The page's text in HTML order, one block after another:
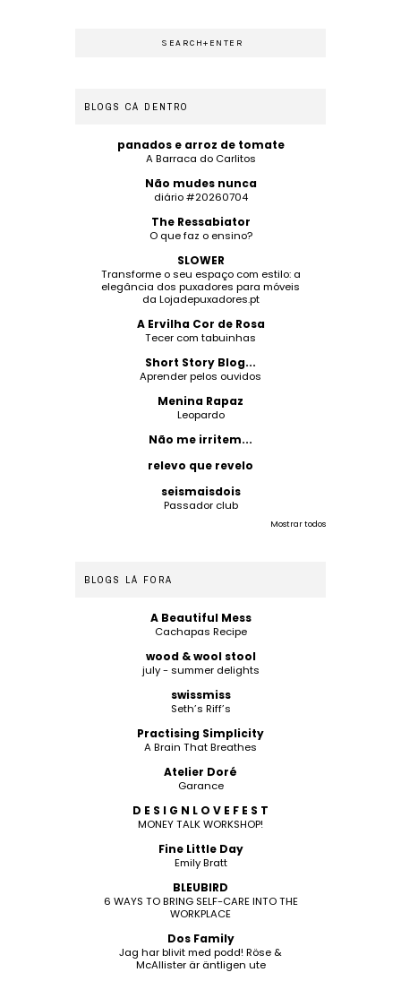
BLOGS CÁ DENTRO
panados e arroz de tomate
A Barraca do Carlitos
Não mudes nunca
diário #20260704
The Ressabiator
O que faz o ensino?
SLOWER
Transforme o seu espaço com estilo: a
elegância dos puxadores para móveis
da Lojadepuxadores.pt
A Ervilha Cor de Rosa
Tecer com tabuinhas
Short Story Blog...
Aprender pelos ouvidos
Menina Rapaz
Leopardo
Não me irritem...
relevo que revelo
seismaisdois
Passador club
Mostrar todos
BLOGS LÁ FORA
A Beautiful Mess
Cachapas Recipe
wood & wool stool
july - summer delights
swissmiss
Seth’s Riff’s
Practising Simplicity
A Brain That Breathes
Atelier Doré
Garance
D E S I G N L O V E F E S T
MONEY TALK WORKSHOP!
Fine Little Day
Emily Bratt
BLEUBIRD
6 WAYS TO BRING SELF-CARE INTO THE
WORKPLACE
Dos Family
Jag har blivit med podd! Röse &
McAllister är äntligen ute